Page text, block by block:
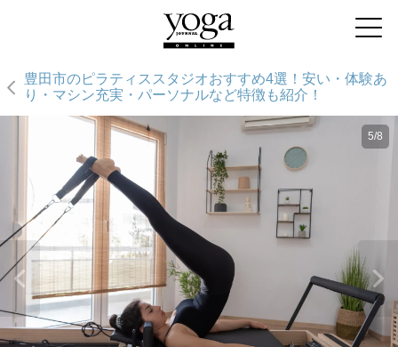
豊田市のピラティススタジオおすすめ4選！安い・体験あ
り・マシン充実・パーソナルなど特徴も紹介！
5/8